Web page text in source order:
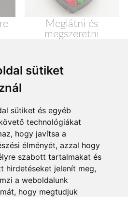
sütiket
sütiket és egyéb
technológiákat
hogy javítsa a
élményét, azzal hogy
szabott tartalmakat és
hirdetéseket jelenít meg,
a weboldalunk
hogy megtudjuk
Meglátni és
megszeretni
2
fizetési módok